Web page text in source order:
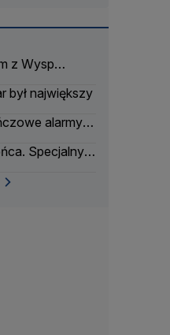
z Wysp
był największy
alarmy w
Specjalny